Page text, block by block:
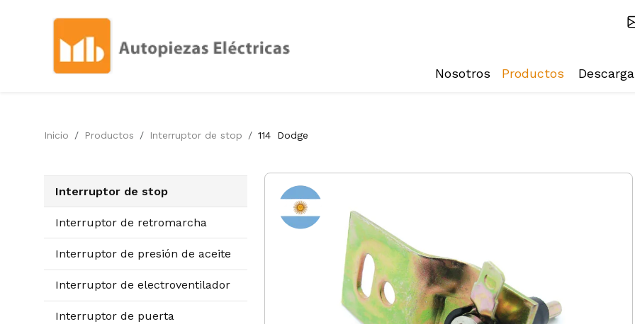
Nosotros Productos
Inicio Productos Interruptor de stop 114 Dodge
Interruptor de stop
Interruptor de retromarcha
Interruptor de presión de aceite
Interruptor de electroventilador
Interruptor de puerta